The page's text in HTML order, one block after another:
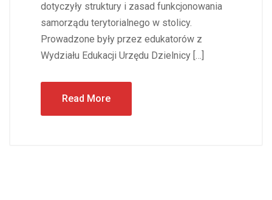
dotyczyły struktury i zasad funkcjonowania
samorządu terytorialnego w stolicy.
Prowadzone były przez edukatorów z
Wydziału Edukacji Urzędu Dzielnicy […]
Read More